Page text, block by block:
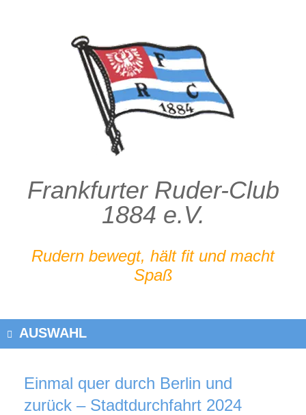
Frankfurter Ruder-Club
1884 e.V.
Rudern bewegt, hält fit und macht
Spaß
AUSWAHL
Einmal quer durch Berlin und
zurück – Stadtdurchfahrt 2024